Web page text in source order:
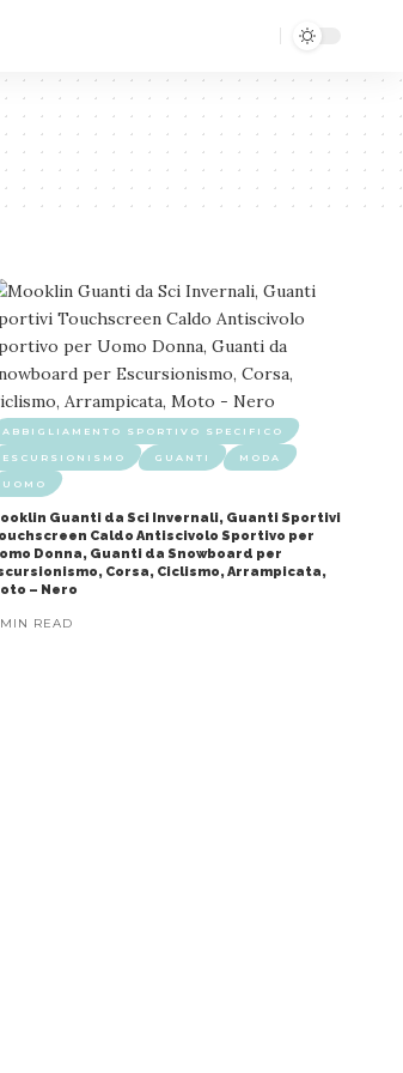
ABBIGLIAMENTO SPORTIVO SPECIFICO
ESCURSIONISMO GUANTI MODA
UOMO
Guanti da Sci Invernali, Guanti Sportivi
Caldo Antiscivolo Sportivo per
Donna, Guanti da Snowboard per
Corsa, Ciclismo, Arrampicata,
– Nero
READ